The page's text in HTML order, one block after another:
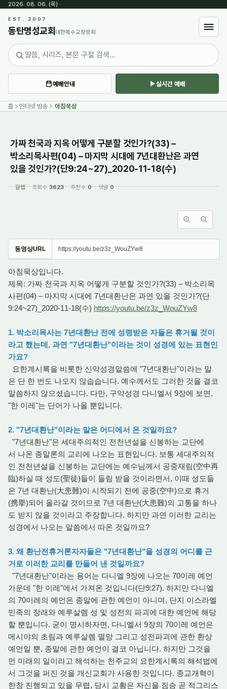
2026. 08. 06. (목) ·
EST. 2007
동탄명성교회 대한예수교장로회
예배안내 실시간 예배
홈 인터넷 방송 아침묵상
가짜 천국과 지옥 어떻게 구분할 것인가?(33) –
박소리목사편(04) – 마지막 시대에 7년대환난은 과연
있을 것인가?(단9:24~27)_2020-11-18(수)
갈렙 조회 수3623 추천 수0 댓글0
동영상URL https://youtu.be/z3z_WouZYw8
아침묵상입니다.
제목: 가짜 천국과 지옥 어떻게 구분할 것인가?(33) – 박소리목
사편(04) – 마지막 시대에 7년대환난은 과연 있을 것인가?(단
9:24~27)_2020-11-18(수) https://youtu.be/z3z_WouZYw8
1. 박소리목사는 7년대환난 전에 성령받은 자들은 휴거될 것이
라고 했는데, 과연 "7년대환난"이라는 것이 성경에 있는 표현인
가요?
요한계시록을 비롯한 신약성경말씀에 "7년대환난"이라는 말
은 단 한 번도 나오지 않습습니다. 예수께서도 그러한 것을 결코
말씀하지 않으셨습니다. 다만, 구약성경 다니엘서 9장에 보면,
"한 이레"는 단어가 나올 뿐입니다.
2. "7년대환난"이라는 말은 어디에서 온 것일까요?
"7년대환난"은 세대주의적인 전천년설을 신봉하는 교단에
서 나온 종말론의 교리에 나오는 표현입니다. 보통 세대주의적
인 전천년설을 신봉하는 교단에는 예수님께서 공중재림(空中再
臨)하실 때 성도(聖徒)들이 들림 받을 것이라면서, 이때 성도들
은 7년 대환난(大患難)이 시작되기 전에 공중(空中)으로 휴거
(携擧)되어 올라갈 것이므로 7년 대환난(大患難)의 고통을 하나
도 받지 않을 것이라고 주장합니다. 하지만 과연 이러한 교리는
성경에서 나오는 말씀에서 따온 것일까요?
3. 왜 환난전휴거론자자들은 "7년대환난"을 성경의 어디를 근
거로 이러한 교리를 만들어 낸 것일까요?
"7년대환난"이라는 용어는 다니엘 9장에 나오는 70이레 예언
가운데 "한 이레"에서 가져온 것입니다(단9:27). 하지만 다니엘
의 70이레의 예언은 종말에 관한 예언이 아니며, 단지 이스라엘
민족의 장래와 예루살렘 성 및 성전의 파괴에 대한 예언에 해당
할 뿐입니다. 굳이 명시하자면, 다니엘서 9장의 70이레 예언은
메시야의 초림과 예루살렘 멸망 그리고 성전파괴에 관한 환상
예언일 뿐, 종말에 관한 예언이 결코 아닙니다. 하지만 그것을
먼 미래의 일이라고 해석하는 천주교의 요한계시록의 해석법에
서 그것을 퍼진 것을 개신교회가 사용한 것입니다. 종교개혁이
한창 진행되고 있을 무렵, 당시 교황은 자신을 짐승 곧 적그리스
Sketchbook5, 스케치북5
Sketchbook5, 스케치북5